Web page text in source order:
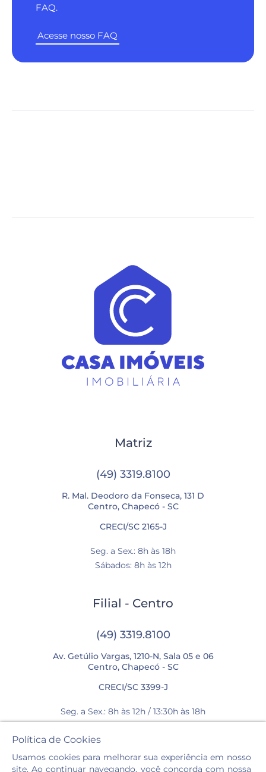
FAQ.
Acesse nosso FAQ
Matriz
(49) 3319.8100
R. Mal. Deodoro da Fonseca, 131 D
Centro, Chapecó - SC
CRECI/SC 2165-J
Seg. a Sex.: 8h às 18h
Sábados: 8h às 12h
Filial - Centro
(49) 3319.8100
Av. Getúlio Vargas, 1210-N, Sala 05 e 06
Centro, Chapecó - SC
CRECI/SC 3399-J
Seg. a Sex.: 8h às 12h / 13:30h às 18h
Sábados: 8h às 12h
Política de Cookies
Usamos cookies para melhorar sua experiência em nosso
site. Ao continuar navegando, você concorda com nossa